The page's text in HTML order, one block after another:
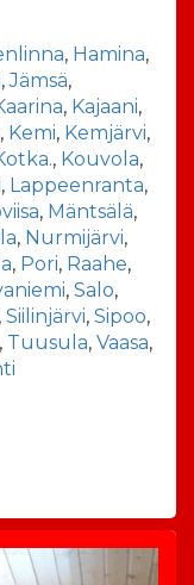
, Hamina,
,Jämsä,
, Kajaani,
, Kemi, Kemjärvi,
, Kouvola,
, Lappeenranta,
, Mäntsälä,
, Nurmijärvi,
, Pori, Raahe,
, Salo,
, Siilinjärvi, Sipoo,
, Tuusula, Vaasa,